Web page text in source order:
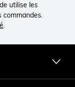
utilise les
commandes.
.